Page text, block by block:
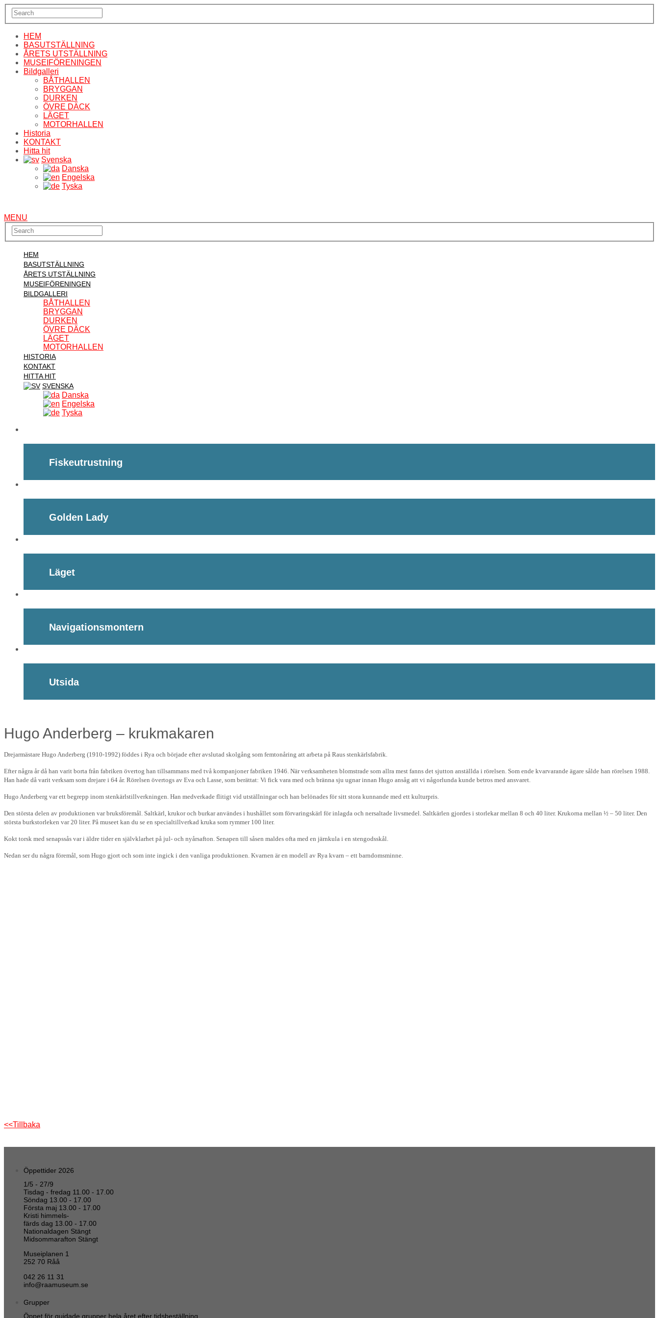
HEM
BASUTSTÄLLNING
ÅRETS UTSTÄLLNING
MUSEIFÖRENINGEN
Bildgalleri
BÅTHALLEN
BRYGGAN
DURKEN
ÖVRE DÄCK
LÄGET
MOTORHALLEN
Historia
KONTAKT
Hitta hit
Svenska
Danska
Engelska
Tyska
MENU
HEM
BASUTSTÄLLNING
ÅRETS UTSTÄLLNING
MUSEIFÖRENINGEN
BILDGALLERI
BÅTHALLEN
BRYGGAN
DURKEN
ÖVRE DÄCK
LÄGET
MOTORHALLEN
HISTORIA
KONTAKT
HITTA HIT
SVENSKA
Danska
Engelska
Tyska
Fiskeutrustning
Golden Lady
Läget
Navigationsmontern
Utsida
Hugo Anderberg – krukmakaren
Drejarmästare Hugo Anderberg (1910-1992) föddes i Rya och började efter avslutad skolgång som femtonåring att arbeta på Raus stenkärlsfabrik.
Efter några år då han varit borta från fabriken övertog han tillsammans med två kompanjoner fabriken 1946. När verksamheten blomstrade som allra mest fanns det sjutton anställda i rörelsen. Som ende kvarvarande ägare sålde han rörelsen 1988.
Han hade då varit verksam som drejare i 64 år. Rörelsen övertogs av Eva och Lasse, som berättat: Vi fick vara med och bränna sju ugnar innan Hugo ansåg att vi någorlunda kunde betros med ansvaret.
Hugo Anderberg var ett begrepp inom stenkärlstillverkningen. Han medverkade flitigt vid utställningar och han belönades för sitt stora kunnande med ett kulturpris.
Den största delen av produktionen var bruksföremål. Saltkärl, krukor och burkar användes i hushållet som förvaringskärl för inlagda och nersaltade livsmedel. Saltkärlen gjordes i storlekar mellan 8 och 40 liter. Krukorna mellan ½ – 50 liter. Den
största burkstorleken var 20 liter. På museet kan du se en specialtillverkad kruka som rymmer 100 liter.
Kokt torsk med senapssås var i äldre tider en självklarhet på jul- och nyårsafton. Senapen till såsen maldes ofta med en järnkula i en stengodsskål.
Nedan ser du några föremål, som Hugo gjort och som inte ingick i den vanliga produktionen. Kvarnen är en modell av Rya kvarn – ett barndomsminne.
<<Tillbaka
Öppettider 2026
1/5 - 27/9
Tisdag - fredag 11.00 - 17.00
Söndag 13.00 - 17.00
Första maj 13.00 - 17.00
Kristi himmels-
färds dag 13.00 - 17.00
Nationaldagen Stängt
Midsommarafton Stängt
Museiplanen 1
252 70 Råå
042 26 11 31
info@raamuseum.se
Grupper
Öppet för guidade grupper hela året efter tidsbeställning